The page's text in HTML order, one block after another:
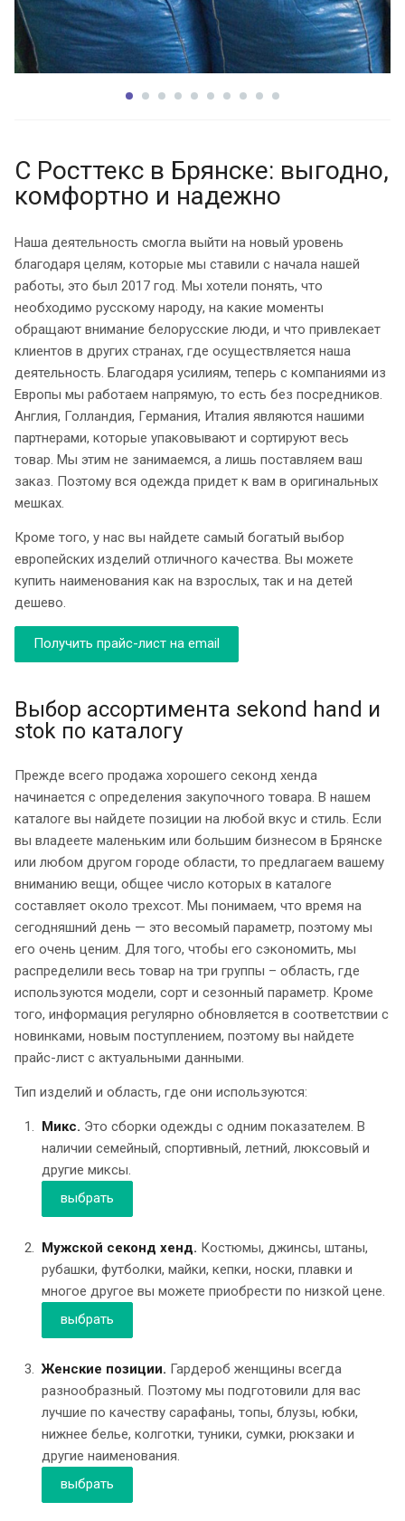
С Росттекс в Брянске: выгодно,
комфортно и надежно
Наша деятельность смогла выйти на новый уровень
благодаря целям, которые мы ставили с начала нашей
работы, это был 2017 год. Мы хотели понять, что
необходимо русскому народу, на какие моменты
обращают внимание белорусские люди, и что привлекает
клиентов в других странах, где осуществляется наша
деятельность. Благодаря усилиям, теперь с компаниями из
Европы мы работаем напрямую, то есть без посредников.
Англия, Голландия, Германия, Италия являются нашими
партнерами, которые упаковывают и сортируют весь
товар. Мы этим не занимаемся, а лишь поставляем ваш
заказ. Поэтому вся одежда придет к вам в оригинальных
мешках.
Кроме того, у нас вы найдете самый богатый выбор
европейских изделий отличного качества. Вы можете
купить наименования как на взрослых, так и на детей
дешево.
Получить прайс-лист на email
Выбор ассортимента sekond hand и
stok по каталогу
Прежде всего продажа хорошего секонд хенда
начинается с определения закупочного товара. В нашем
каталоге вы найдете позиции на любой вкус и стиль. Если
вы владеете маленьким или большим бизнесом в Брянске
или любом другом городе области, то предлагаем вашему
вниманию вещи, общее число которых в каталоге
составляет около трехсот. Мы понимаем, что время на
сегодняшний день — это весомый параметр, поэтому мы
его очень ценим. Для того, чтобы его сэкономить, мы
распределили весь товар на три группы – область, где
используются модели, сорт и сезонный параметр. Кроме
того, информация регулярно обновляется в соответствии с
новинками, новым поступлением, поэтому вы найдете
прайс-лист с актуальными данными.
Тип изделий и область, где они используются:
Микс. Это сборки одежды с одним показателем. В
наличии семейный, спортивный, летний, люксовый и
другие миксы.
выбрать
Мужской секонд хенд. Костюмы, джинсы, штаны,
рубашки, футболки, майки, кепки, носки, плавки и
многое другое вы можете приобрести по низкой цене.
выбрать
Женские позиции. Гардероб женщины всегда
разнообразный. Поэтому мы подготовили для вас
лучшие по качеству сарафаны, топы, блузы, юбки,
нижнее белье, колготки, туники, сумки, рюкзаки и
другие наименования.
выбрать